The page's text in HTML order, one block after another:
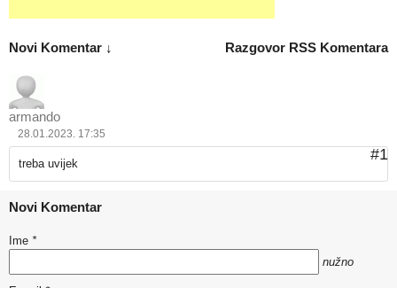
Razgovor RSS Komentara
Novi Komentar ↓
armando
28.01.2023. 17:35
#1
treba uvijek
Novi Komentar
Ime *
nužno